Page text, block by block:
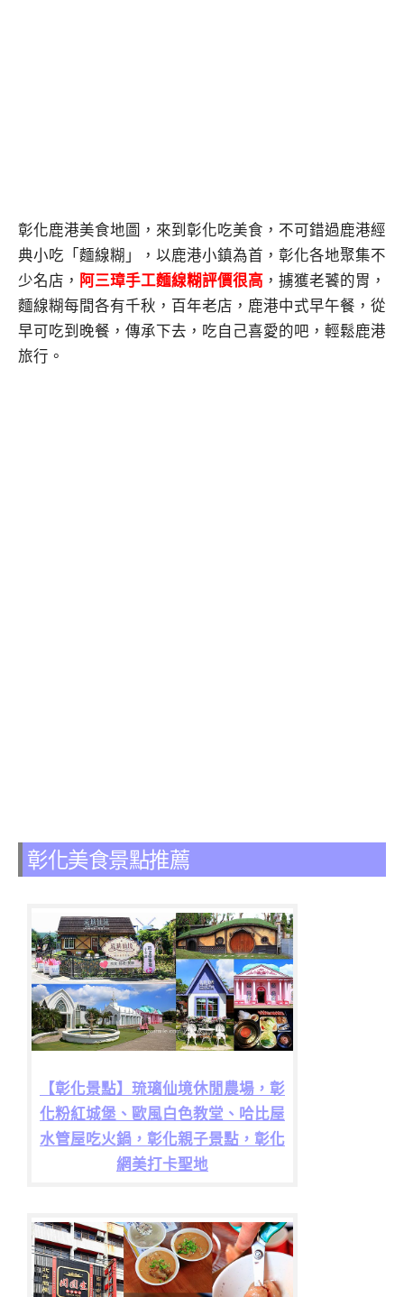
彰化鹿港美食地圖，來到彰化吃美食，不可錯過鹿港經
典小吃「麵線糊」，以鹿港小鎮為首，彰化各地聚集不
少名店， 阿三璋手工麵線糊評價很高 ，擄獲老饕的胃，
麵線糊每間各有千秋，百年老店，鹿港中式早午餐，從
早可吃到晚餐，傳承下去，吃自己喜愛的吧，輕鬆鹿港
旅行。
彰化美食景點推薦
【彰化景點】琉璃仙境休閒農場，彰
化粉紅城堡、歐風白色教堂、哈比屋
水管屋吃火鍋，彰化親子景點，彰化
網美打卡聖地